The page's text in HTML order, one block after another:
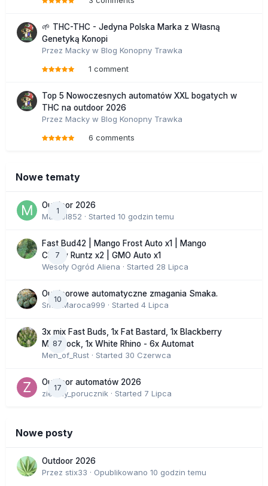
🌱 THC-THC - Jedyna Polska Marka z Własną
Genetyką Konopi
Przez Macky w Blog Konopny Trawka
1 comment
Top 5 Nowoczesnych automatów XXL bogatych w
THC na outdoor 2026
Przez Macky w Blog Konopny Trawka
6 comments
Nowe tematy
1
Outdoor 2026
Marcel852 · Started 10 godzin temu
7
Fast Bud42 | Mango Frost Auto x1 | Mango
Cherry Runtz x2 | GMO Auto x1
Wesoły Ogród Aliena · Started 28 Lipca
10
Outdoorowe automatyczne zmagania Smaka.
SmakMaroca999 · Started 4 Lipca
87
3x mix Fast Buds, 1x Fat Bastard, 1x Blackberry
Moonrock, 1x White Rhino - 6x Automat
Men_of_Rust · Started 30 Czerwca
17
Outdoor automatów 2026
zielony_porucznik · Started 7 Lipca
Nowe posty
Outdoor 2026
Przez stix33 · Opublikowano 10 godzin temu